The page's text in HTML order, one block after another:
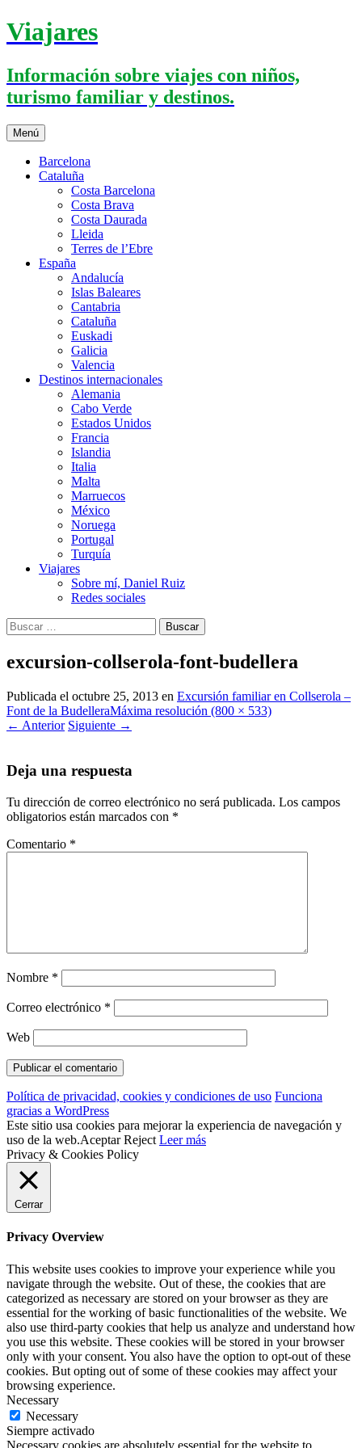
Saltar
al
Viajares
Información sobre viajes con niños,
turismo familiar y destinos.
Menú
Barcelona
Cataluña
Costa Barcelona
Costa Brava
Costa Daurada
Lleida
Terres de l’Ebre
España
Andalucía
Islas Baleares
Cantabria
Cataluña
Euskadi
Galicia
Valencia
Destinos internacionales
Alemania
Cabo Verde
Estados Unidos
Francia
Islandia
Italia
Malta
Marruecos
México
Noruega
Portugal
Turquía
Viajares
Sobre mí, Daniel Ruiz
Redes sociales
Buscar:
excursion-collserola-font-budellera
Publicada el octubre 25, 2013 en Excursión familiar en Collserola –
Font de la BudelleraMáxima resolución (800 × 533)
← Anterior Siguiente →
Deja una respuesta
Tu dirección de correo electrónico no será publicada. Los campos
obligatorios están marcados con *
Comentario *
Nombre *
Correo electrónico *
Web
Política de privacidad, cookies y condiciones de uso Funciona
gracias a WordPress
Este sitio usa cookies para mejorar la experiencia de navegación y
uso de la web.Aceptar Reject Leer más
Privacy & Cookies Policy
Cerrar
Privacy Overview
This website uses cookies to improve your experience while you
navigate through the website. Out of these, the cookies that are
categorized as necessary are stored on your browser as they are
essential for the working of basic functionalities of the website. We
also use third-party cookies that help us analyze and understand how
you use this website. These cookies will be stored in your browser
only with your consent. You also have the option to opt-out of these
cookies. But opting out of some of these cookies may affect your
browsing experience.
Necessary
Necessary
Siempre activado
Necessary cookies are absolutely essential for the website to